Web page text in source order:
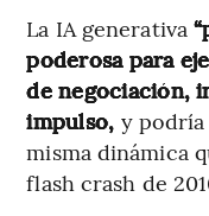
La IA generativa
poderosa para
de negociación,
impulso, y
misma dinámica
flash crash de